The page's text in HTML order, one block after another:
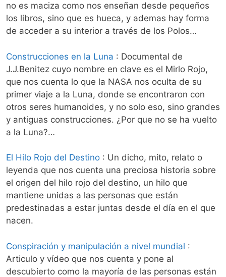
no es maciza como nos enseñan desde pequeños
los libros, sino que es hueca, y ademas hay forma
de acceder a su interior a través de los Polos…
Construcciones en la Luna : Documental de
J.J.Benitez cuyo nombre en clave es el Mirlo Rojo,
que nos cuenta lo que la NASA nos oculta de su
primer viaje a la Luna, donde se encontraron con
otros seres humanoides, y no solo eso, sino grandes
y antiguas construcciones. ¿Por que no se ha vuelto
a la Luna?…
El Hilo Rojo del Destino : Un dicho, mito, relato o
leyenda que nos cuenta una preciosa historia sobre
el origen del hilo rojo del destino, un hilo que
mantiene unidas a las personas que están
predestinadas a estar juntas desde el día en el que
nacen.
Conspiración y manipulación a nivel mundial :
Articulo y vídeo que nos cuenta y pone al
descubierto como la mayoría de las personas están